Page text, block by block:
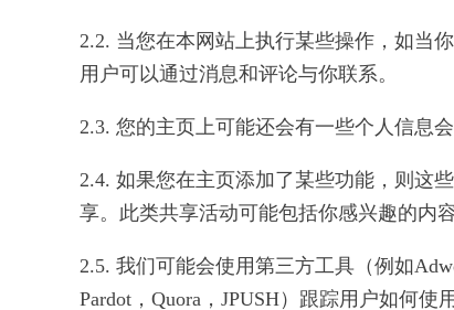
2.2. 当您在本网站上执行某些操作，如当
用户可以通过消息和评论与你联系。
2.3. 您的主页上可能还会有一些个人信息
2.4. 如果您在主页添加了某些功能，则这
享。此类共享活动可能包括你感兴趣的内
2.5. 我们可能会使用第三方工具（例如
Pardot，Quora，JPUSH）跟踪用户如何